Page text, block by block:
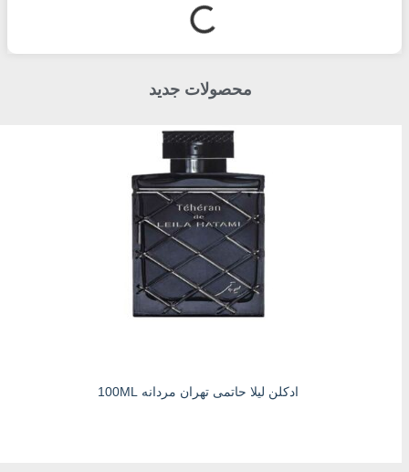
محصولات جدید
ادکلن لیلا حاتمی تهران مردانه 100ML